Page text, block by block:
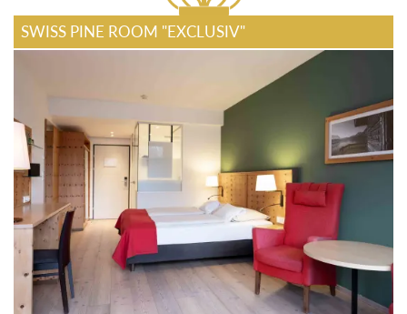
SWISS PINE ROOM "EXCLUSIV"